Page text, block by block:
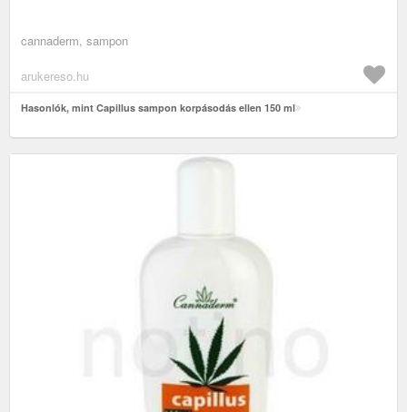
cannaderm, sampon
arukereso.hu
Hasonlók, mint Capillus sampon korpásodás ellen 150 ml